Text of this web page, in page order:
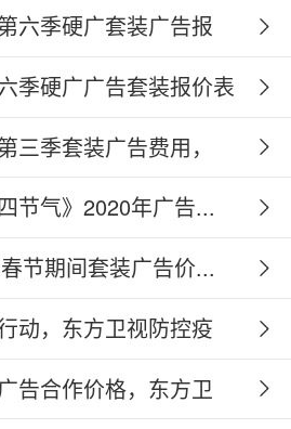
六季硬广套装广告报
季硬广广告套装报价表
三季套装广告费用，
节气》2020年广告...
节期间套装广告价...
动，东方卫视防控疫
告合作价格，东方卫